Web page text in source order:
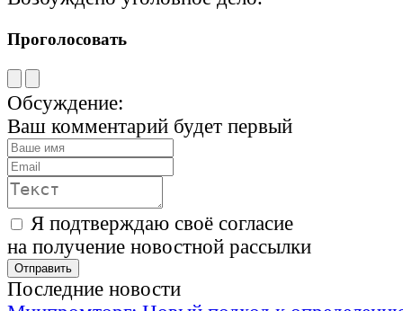
Проголосовать
Обсуждение:
Ваш комментарий будет первый
Я подтверждаю своё согласие
на получение новостной рассылки
Последние новости